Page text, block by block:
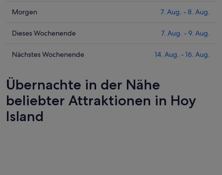
Preise
Hoy
heute
Aug.
7.
Aug.
Prüfe
Preise
Hoy
Nacht,
Aug.
-
Morgen 7. Aug. - 8. Aug.
Prüfe
Preise
Hoy
Island
dieses
Wochenende,
7.
Dieses Wochenende 7. Aug. - 9. Aug.
Prüfe
Preise
für
Hoy
Island
am
Nächstes Wochenende 14. Aug. - 16. Aug.
Übernachte in der Nähe
beliebter Attraktionen in Hoy
Island